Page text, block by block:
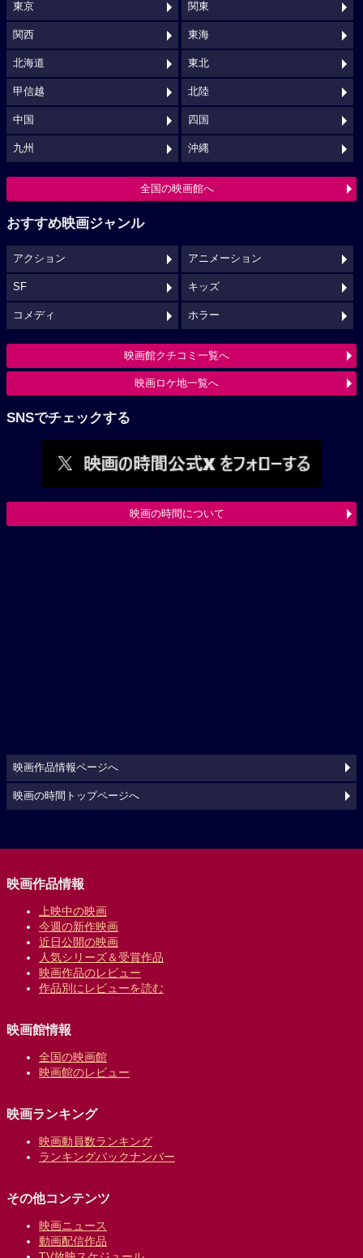
東京 関東
関西 東海
北海道 東北
甲信越 北陸
中国 四国
九州 沖縄
全国の映画館へ
おすすめ映画ジャンル
アクション アニメーション
SF キッズ
コメディ ホラー
映画館クチコミ一覧へ
映画ロケ地一覧へ
SNSでチェックする
映画の時間について
映画作品情報ページへ
映画の時間トップページへ
映画作品情報
上映中の映画
今週の新作映画
近日公開の映画
人気シリーズ＆受賞作品
映画作品のレビュー
作品別にレビューを読む
映画館情報
全国の映画館
映画館のレビュー
映画ランキング
映画動員数ランキング
ランキングバックナンバー
その他コンテンツ
映画ニュース
動画配信作品